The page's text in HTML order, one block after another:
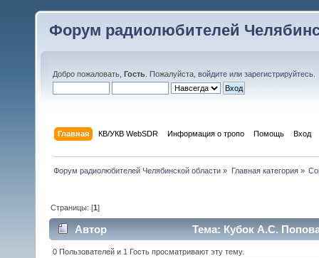
Форум радиолюбителей
Добро пожаловать, Гость . Пожалуйста, войдите или зарегистрируйтесь
Главная КВ/УКВ WebSDR Информация о тропо Помощь Вход
Форум радиолюбителей Челябинской области » Главная категория»
Страницы: [1]
Автор Тема: Кубок А.С.
0 Пользователей и 1 Гость просматривают эту тему.